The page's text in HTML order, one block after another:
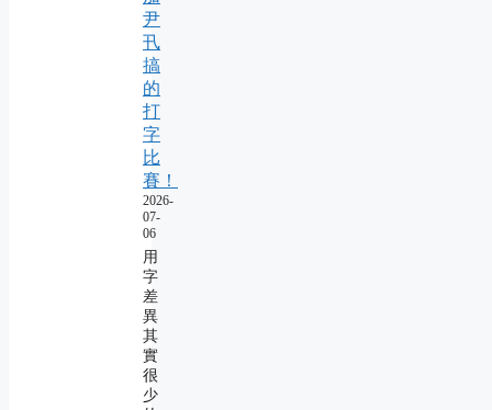
尹
卂
搞
的
打
字
比
賽！
2026-
07-
06
用
字
差
異
其
實
很
少